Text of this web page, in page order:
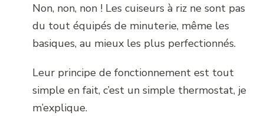
Non, non, non ! Les cuiseurs à riz ne sont pas
du tout équipés de minuterie, même les
basiques, au mieux les plus perfectionnés.
Leur principe de fonctionnement est tout
simple en fait, c’est un simple thermostat, je
m’explique.